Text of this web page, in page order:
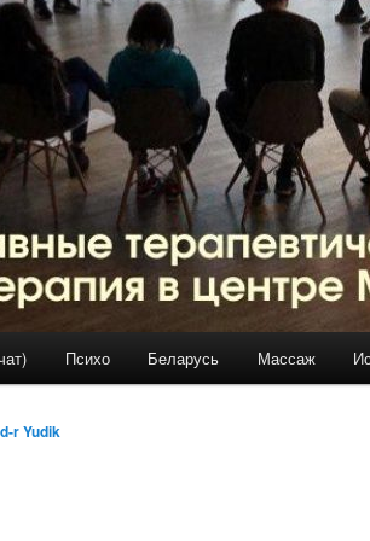
Психо Беларусь Массаж
d-r Yudik